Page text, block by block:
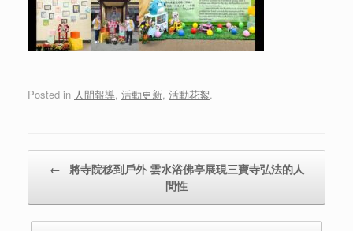
Posted in 人間報導, 活動更新, 活動花絮.
← 將寺院移到戶外 雲水浴佛亭展現三寶寺弘法的人
間性